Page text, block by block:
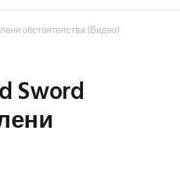
обстоятелства (Видео)
Sword